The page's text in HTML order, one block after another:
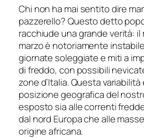
Chi non ha mai sentito dire
pazzerello? Questo detto
racchiude una grande verità: il
marzo è notoriamente
giornate soleggiate e miti a
di freddo, con possibili
zone d’Italia. Questa
posizione geografica del
esposto sia alle correnti
dal nord Europa che alle
origine africana.